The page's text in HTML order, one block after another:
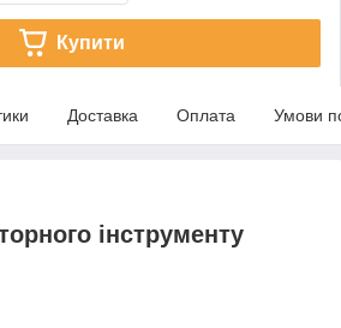
Купити
Доставка Оплата Умови
інструменту